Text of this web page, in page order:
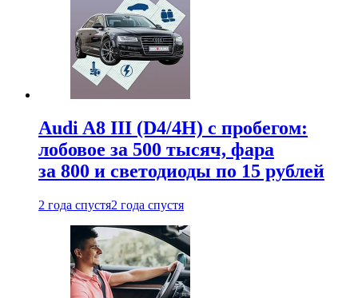
Audi A8 III (D4/4H) c пробегом:
лобовое за 500 тысяч, фара
за 800 и светодиоды по 15 рублей
2 года спустя2 года спустя